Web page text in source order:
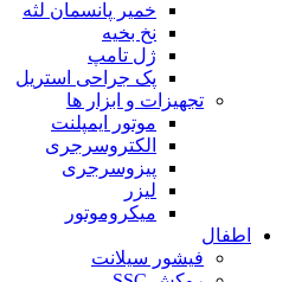
خمیر پانسمان لثه
نخ بخیه
ژل تامپ
پک جراحی استریل
تجهیزات و ابزار ها
موتور ایمپلنت
الکتروسرجری
پیزوسرجری
لیزر
میکروموتور
اطفال
فیشور سیلانت